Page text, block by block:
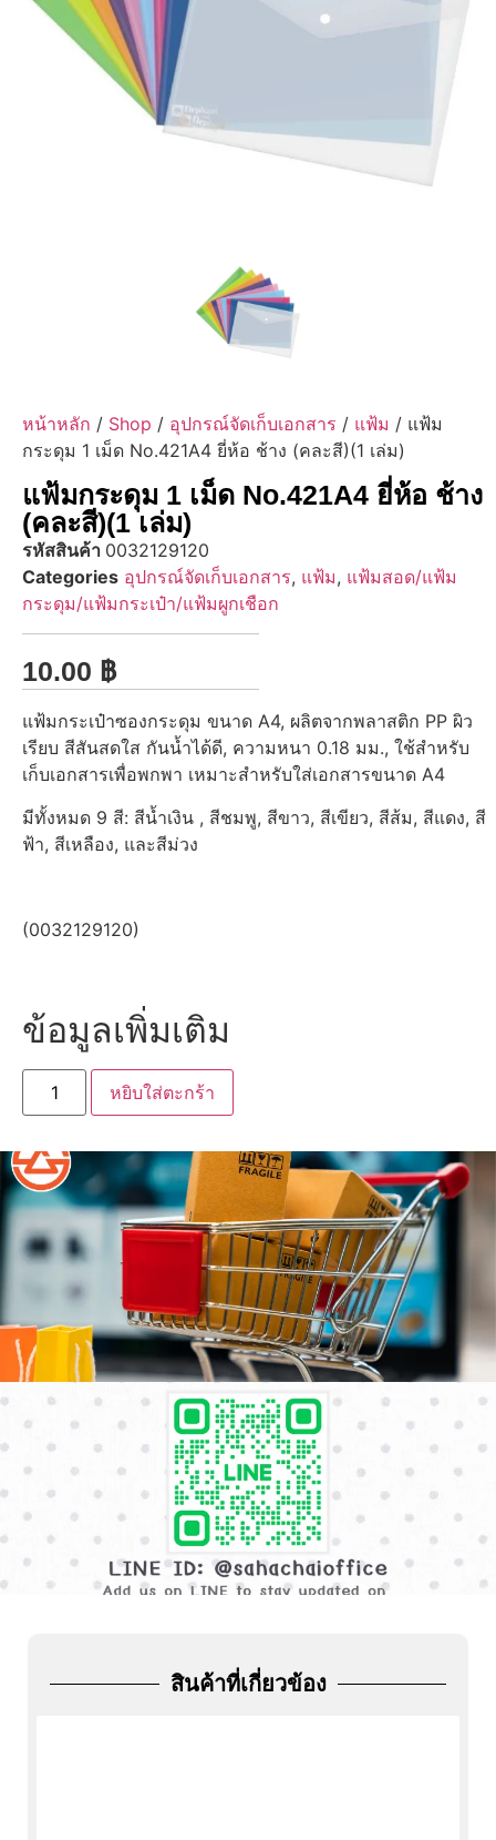
หน้าหลัก / Shop / อุปกรณ์จัดเก็บเอกสาร / แฟ้ม / แฟ้ม
กระดุม 1 เม็ด No.421A4 ยี่ห้อ ช้าง (คละสี)(1 เล่ม)
แฟ้มกระดุม 1 เม็ด No.421A4 ยี่ห้อ ช้าง
(คละสี)(1 เล่ม)
รหัสสินค้า 0032129120
Categories อุปกรณ์จัดเก็บเอกสาร, แฟ้ม, แฟ้มสอด/แฟ้ม
กระดุม/แฟ้มกระเป๋า/แฟ้มผูกเชือก
10.00 ฿
แฟ้มกระเป๋าซองกระดุม ขนาด A4, ผลิตจากพลาสติก PP ผิว
เรียบ สีสันสดใส กันน้ำได้ดี, ความหนา 0.18 มม., ใช้สำหรับ
เก็บเอกสารเพื่อพกพา เหมาะสำหรับใส่เอกสารขนาด A4
มีทั้งหมด 9 สี: สีน้ำเงิน , สีชมพู, สีขาว, สีเขียว, สีส้ม, สีแดง, สี
ฟ้า, สีเหลือง, และสีม่วง
(0032129120)
ข้อมูลเพิ่มเติม
หยิบใส่ตะกร้า
สินค้าที่เกี่ยวข้อง